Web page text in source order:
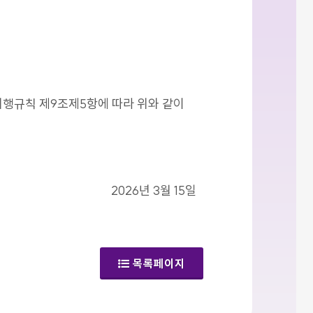
행규칙 제9조제5항에 따라 위와 같이
2026년 3월 15일
목록페이지